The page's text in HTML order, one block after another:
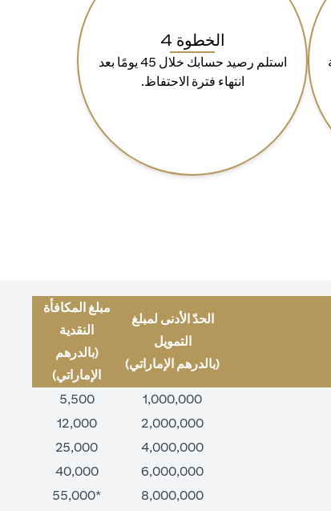
الخطوة 4
استلم رصيد حسابك خلال 45 يومًا بعد
انتهاء فترة الاحتفاظ.
الحدّ الأدنى لمبلغ
التمويل
(بالدرهم الإماراتي)
مبلغ المكافأة
النقدية
(بالدرهم
الإماراتي)
1,000,000
5,500
2,000,000
12,000
4,000,000
25,000
6,000,000
40,000
8,000,000
*55,000